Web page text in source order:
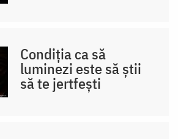
Condiția ca să
luminezi este să știi
să te jertfești